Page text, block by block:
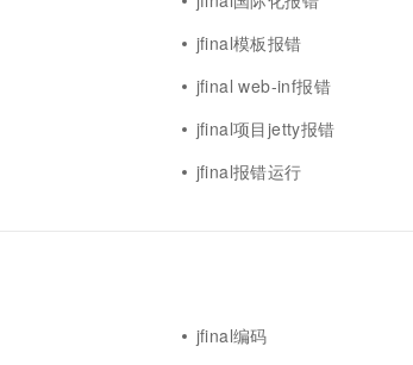
jfinal模板报错
jfinal web-inf报错
jfinal项目jetty报错
jfinal报错运行
jfinal编码